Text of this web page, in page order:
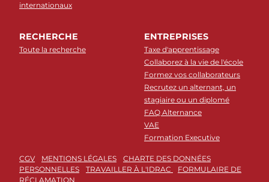
internationaux
RECHERCHE
Toute la recherche
ENTREPRISES
Taxe d'apprentissage
Collaborez à la vie de l'école
Formez vos collaborateurs
Recrutez un alternant, un
stagiaire ou un diplomé
FAQ Alternance
VAE
Formation Executive
CGV MENTIONS LÉGALES
CHARTE DES DONNÉES
PERSONNELLES
TRAVAILLER À L'IDRAC
FORMULAIRE DE
RÉCLAMATION